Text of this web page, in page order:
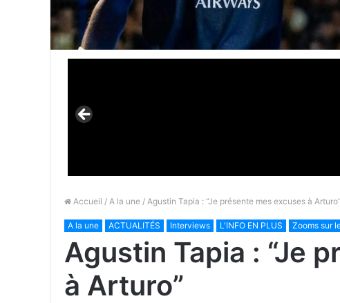
Accueil / A la une / Agustin Tapia : “Je présente mes excuses à Arturo”
A la une ACTUALITÉS Interviews L'INFO EN PLUS Zooms sur
Agustin Tapia : “Je
à Arturo”